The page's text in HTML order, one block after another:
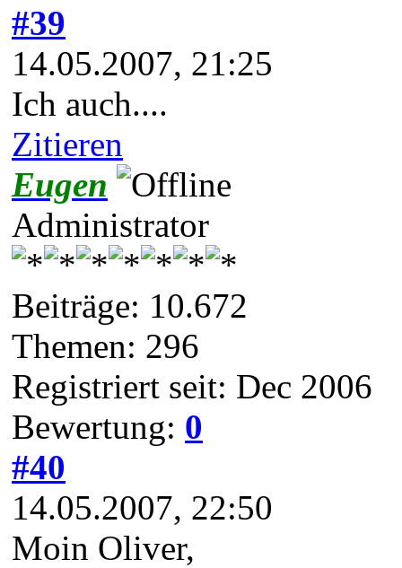
#39
14.05.2007, 21:25
Ich auch....
Zitieren
Eugen
Administrator
Beiträge: 10.672
Themen: 296
Registriert seit: Dec 2006
Bewertung: 0
#40
14.05.2007, 22:50
Moin Oliver,